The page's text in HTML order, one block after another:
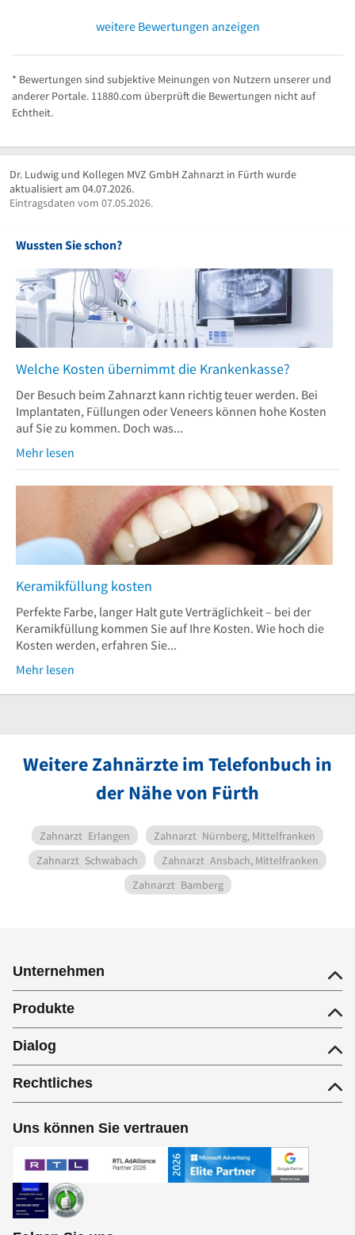
weitere Bewertungen anzeigen
* Bewertungen sind subjektive Meinungen von Nutzern unserer und
anderer Portale. 11880.com überprüft die Bewertungen nicht auf
Echtheit.
Dr. Ludwig und Kollegen MVZ GmbH Zahnarzt in Fürth wurde
aktualisiert am 04.07.2026.
Eintragsdaten vom 07.05.2026.
Wussten Sie schon?
Welche Kosten übernimmt die Krankenkasse?
Der Besuch beim Zahnarzt kann richtig teuer werden. Bei
Implantaten, Füllungen oder Veneers können hohe Kosten
auf Sie zu kommen. Doch was...
Mehr lesen
Keramikfüllung kosten
Perfekte Farbe, langer Halt gute Verträglichkeit – bei der
Keramikfüllung kommen Sie auf Ihre Kosten. Wie hoch die
Kosten werden, erfahren Sie...
Mehr lesen
Weitere Zahnärzte im Telefonbuch in
der Nähe von Fürth
Zahnarzt Erlangen Zahnarzt Nürnberg, Mittelfranken
Zahnarzt Schwabach Zahnarzt Ansbach, Mittelfranken
Zahnarzt Bamberg
Unternehmen
Produkte
Dialog
Rechtliches
Uns können Sie vertrauen